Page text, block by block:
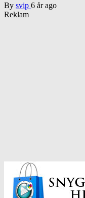
By svip 6 år ago
Reklam